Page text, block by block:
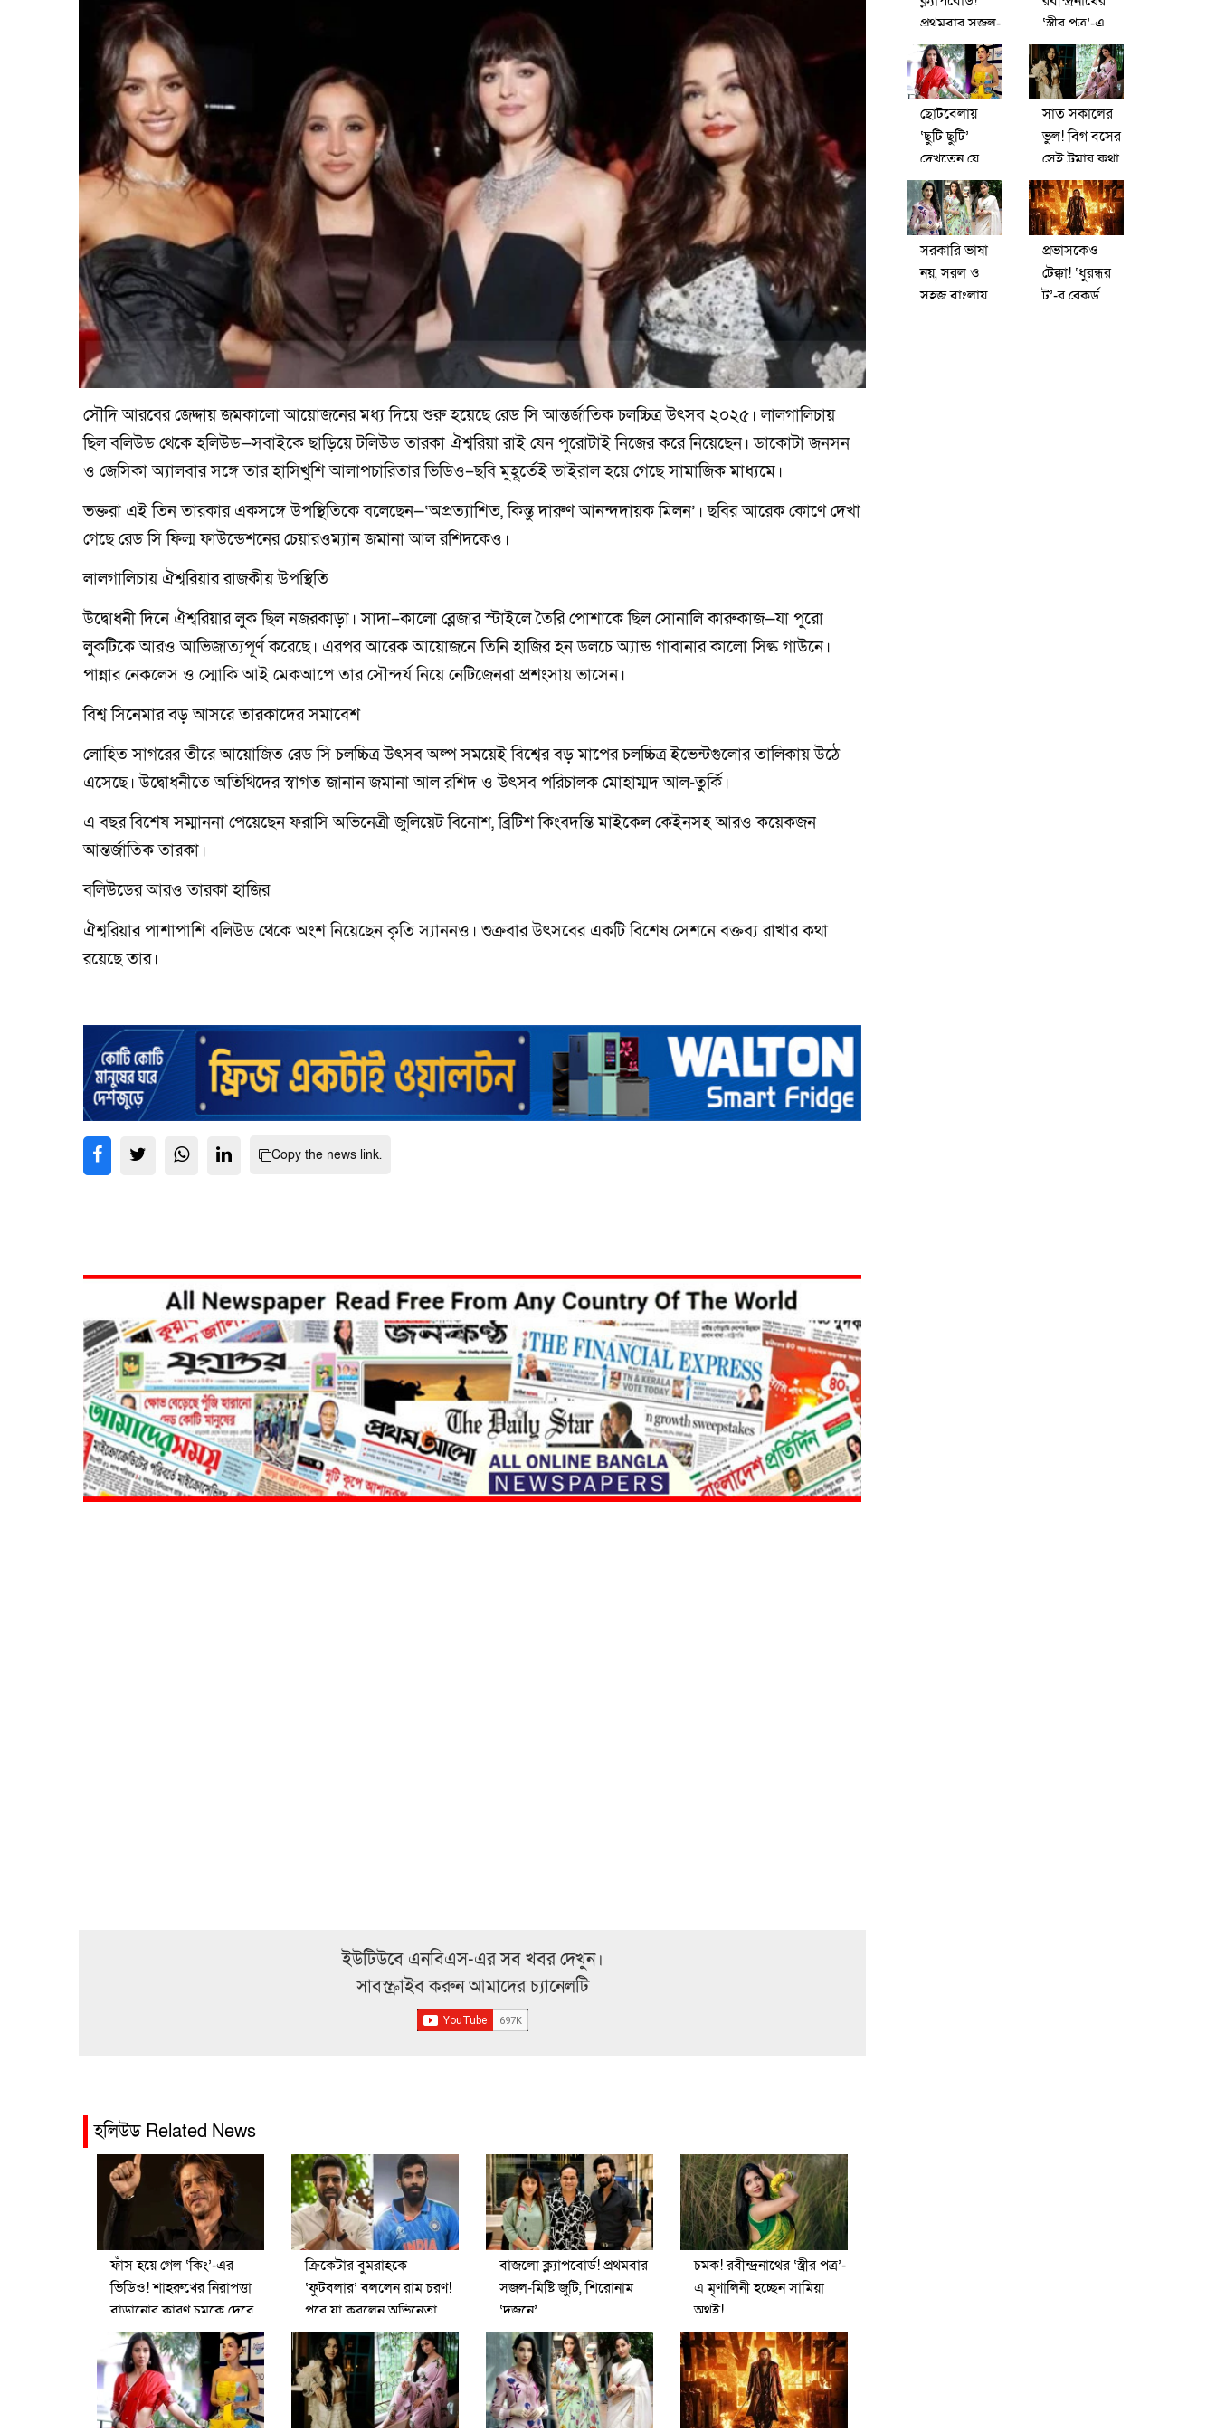
সৌদি আরবের জেদ্দায় জমকালো আয়োজনের মধ্য দিয়ে শুরু হয়েছে রেড সি আন্তর্জাতিক চলচ্চিত্র উৎসব ২০২৫। লালগালিচায়
ছিল বলিউড থেকে হলিউড—সবাইকে ছাড়িয়ে টলিউড তারকা ঐশ্বরিয়া রাই যেন পুরোটাই নিজের করে নিয়েছেন। ডাকোটা জনসন
ও জেসিকা অ্যালবার সঙ্গে তার হাসিখুশি আলাপচারিতার ভিডিও–ছবি মুহূর্তেই ভাইরাল হয়ে গেছে সামাজিক মাধ্যমে।
ভক্তরা এই তিন তারকার একসঙ্গে উপস্থিতিকে বলেছেন—‘অপ্রত্যাশিত, কিন্তু দারুণ আনন্দদায়ক মিলন’। ছবির আরেক কোণে দেখা
গেছে রেড সি ফিল্ম ফাউন্ডেশনের চেয়ারওম্যান জমানা আল রশিদকেও।
লালগালিচায় ঐশ্বরিয়ার রাজকীয় উপস্থিতি
উদ্বোধনী দিনে ঐশ্বরিয়ার লুক ছিল নজরকাড়া। সাদা–কালো ব্লেজার স্টাইলে তৈরি পোশাকে ছিল সোনালি কারুকাজ—যা পুরো
লুকটিকে আরও আভিজাত্যপূর্ণ করেছে। এরপর আরেক আয়োজনে তিনি হাজির হন ডলচে অ্যান্ড গাবানার কালো সিল্ক গাউনে।
পান্নার নেকলেস ও স্মোকি আই মেকআপে তার সৌন্দর্য নিয়ে নেটিজেনরা প্রশংসায় ভাসেন।
বিশ্ব সিনেমার বড় আসরে তারকাদের সমাবেশ
লোহিত সাগরের তীরে আয়োজিত রেড সি চলচ্চিত্র উৎসব অল্প সময়েই বিশ্বের বড় মাপের চলচ্চিত্র ইভেন্টগুলোর তালিকায় উঠে
এসেছে। উদ্বোধনীতে অতিথিদের স্বাগত জানান জমানা আল রশিদ ও উৎসব পরিচালক মোহাম্মদ আল-তুর্কি।
এ বছর বিশেষ সম্মাননা পেয়েছেন ফরাসি অভিনেত্রী জুলিয়েট বিনোশ, ব্রিটিশ কিংবদন্তি মাইকেল কেইনসহ আরও কয়েকজন
আন্তর্জাতিক তারকা।
বলিউডের আরও তারকা হাজির
ঐশ্বরিয়ার পাশাপাশি বলিউড থেকে অংশ নিয়েছেন কৃতি স্যাননও। শুক্রবার উৎসবের একটি বিশেষ সেশনে বক্তব্য রাখার কথা
রয়েছে তার।
Copy the news link.
ইউটিউবে এনবিএস-এর সব খবর দেখুন।
সাবস্ক্রাইব করুন আমাদের চ্যানেলটি
হলিউড Related News
ফাঁস হয়ে গেল ‘কিং’-এর
ভিডিও! শাহরুখের নিরাপত্তা
বাড়ানোর কারণ চমকে দেবে
ক্রিকেটার বুমরাহকে
‘ফুটবলার’ বললেন রাম চরণ!
পরে যা করলেন অভিনেতা
বাজলো ক্ল্যাপবোর্ড! প্রথমবার
সজল-মিষ্টি জুটি, শিরোনাম
‘দুজনে’
চমক! রবীন্দ্রনাথের ‘স্ত্রীর পত্র’-
এ মৃণালিনী হচ্ছেন সামিয়া
অথই!
প্রথমবার সজল-
মিষ্টি জুটি,
শিরোনাম
‘দুজনে’
‘স্ত্রীর পত্র’-এ
মৃণালিনী হচ্ছেন
সামিয়া অথই!
ছোটবেলায়
‘ছুটি ছুটি’
দেখতেন যে
মনামী, মঞ্চে
এলেন সেই
চমকে!
সাত সকালের
ভুল! বিগ বসের
সেই ট্রমার কথা
খুলে বললেন
তানিশা
সরকারি ভাষা
নয়, সরল ও
সহজ বাংলায়
প্রভাসকেও
টেক্কা! ‘ধুরন্ধর
টু’-র রেকর্ড